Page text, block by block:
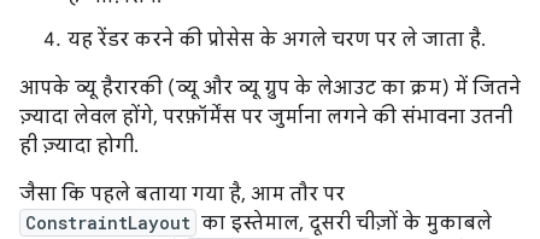
यह रेंडर करने की प्रोसेस के अगले चरण पर ले जाता है.
आपके व्यू हैरारकी (व्यू और व्यू ग्रुप के लेआउट का क्रम) में जितने
ज़्यादा लेवल होंगे, परफ़ॉर्मेंस पर जुर्माना लगने की संभावना उतनी
ही ज़्यादा होगी.
जैसा कि पहले बताया गया है, आम तौर पर
ConstraintLayout का इस्तेमाल, दूसरी चीज़ों के मुकाबले